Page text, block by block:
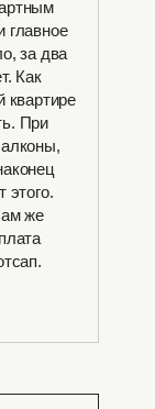
главное
за два
Как
квартире
При
этого.
же